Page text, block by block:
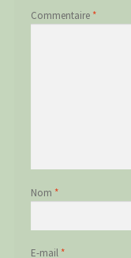
Commentaire *
Nom *
E-mail *